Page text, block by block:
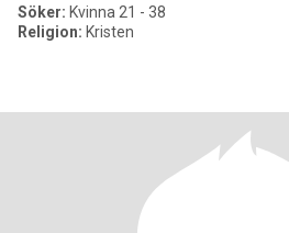
Söker: Kvinna 21 - 38
Religion: Kristen